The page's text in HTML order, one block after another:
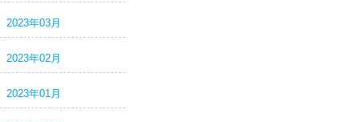
2023年03月
2023年02月
2023年01月